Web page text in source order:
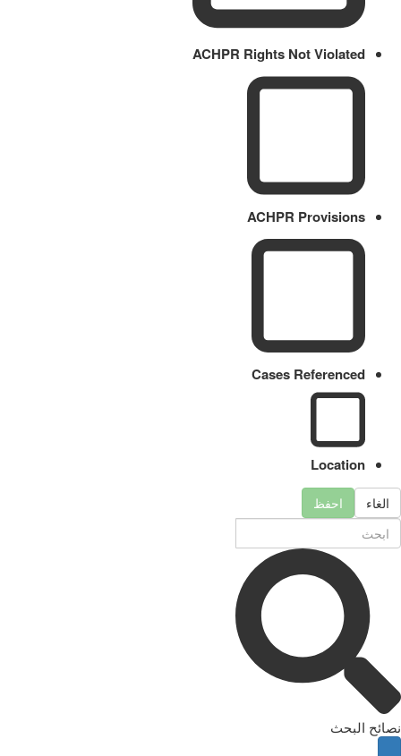
ACHPR Rights Not Violated
ACHPR Provisions
Cases Referenced
Location
الغاء احفظ
نصائح البحث